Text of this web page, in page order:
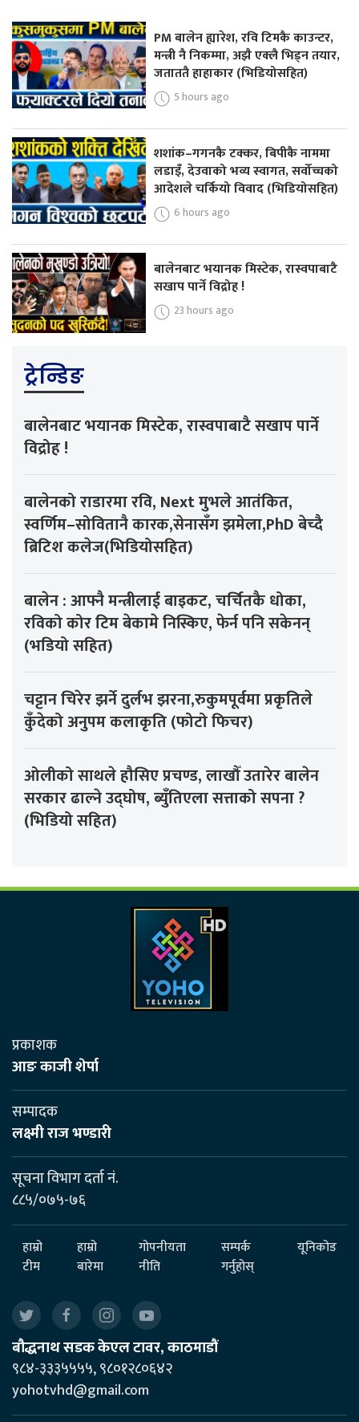
PM बालेन ह्यारेश, रवि टिमकै काउन्टर,
मन्त्री नै निकम्मा, अझै एक्लै भिड्न तयार,
जताततै हाहाकार (भिडियोसहित)
5 hours ago
शशांक–गगनकै टक्कर, बिपीकै नाममा
लडाइँ, देउवाको भव्य स्वागत, सर्वोच्चको
आदेशले चर्कियो विवाद (भिडियोसहित)
6 hours ago
बालेनबाट भयानक मिस्टेक, रास्वपाबाटै
सखाप पार्ने विद्रोह !
23 hours ago
ट्रेन्डिङ
बालेनबाट भयानक मिस्टेक, रास्वपाबाटै सखाप पार्ने
विद्रोह !
बालेनको राडारमा रवि, Next मुभले आतंकित,
स्वर्णिम–सोवितानै कारक,सेनासँग झमेला,PhD बेच्दै
ब्रिटिश कलेज(भिडियोसहित)
बालेन : आफ्नै मन्त्रीलाई बाइकट, चर्चितकै धोका,
रविको कोर टिम बेकामे निस्किए, फेर्न पनि सकेनन्
(भडियो सहित)
चट्टान चिरेर झर्ने दुर्लभ झरना,रुकुमपूर्वमा प्रकृतिले
कुँदेको अनुपम कलाकृति (फोटो फिचर)
ओलीको साथले हौसिए प्रचण्ड, लाखौँ उतारेर बालेन
सरकार ढाल्ने उद्घोष, ब्युँतिएला सत्ताको सपना ?
(भिडियो सहित)
प्रकाशक
आङ काजी शेर्पा
सम्पादक
लक्ष्मी राज भण्डारी
सूचना विभाग दर्ता नं.
८८५/०७५-७६
हाम्रो
टीम
हाम्रो
बारेमा
गोपनीयता
नीति
सम्पर्क
गर्नुहोस्
यूनिकोड
बौद्धनाथ सडक केएल टावर, काठमाडौं
९८४-३३३५५५५, ९८०१२८०६४२
yohotvhd@gmail.com